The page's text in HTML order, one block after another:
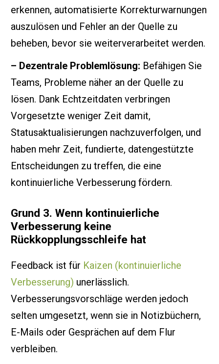
erkennen, automatisierte Korrekturwarnungen
auszulösen und Fehler an der Quelle zu
beheben, bevor sie weiterverarbeitet werden.
– Dezentrale Problemlösung: Befähigen Sie
Teams, Probleme näher an der Quelle zu
lösen. Dank Echtzeitdaten verbringen
Vorgesetzte weniger Zeit damit,
Statusaktualisierungen nachzuverfolgen, und
haben mehr Zeit, fundierte, datengestützte
Entscheidungen zu treffen, die eine
kontinuierliche Verbesserung fördern.
Grund 3. Wenn kontinuierliche
Verbesserung keine
Rückkopplungsschleife hat
Feedback ist für Kaizen (kontinuierliche
Verbesserung) unerlässlich.
Verbesserungsvorschläge werden jedoch
selten umgesetzt, wenn sie in Notizbüchern,
E-Mails oder Gesprächen auf dem Flur
verbleiben.